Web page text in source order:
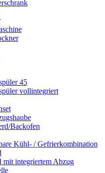
45
vollintegriert
Backofen
Kühl- / Gefrierkombination
mit integriertem Abzug